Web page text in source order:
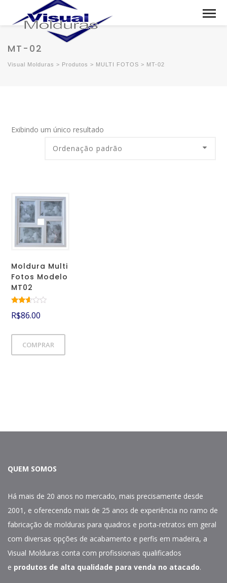
MT-02
Visual Molduras > Produtos > MULTI FOTOS > MT-02
Exibindo um único resultado
Moldura Multi
Fotos Modelo
MT02
ção
R$86.00
COMPRAR
QUEM SOMOS
Há mais de 20 anos no mercado, mais precisamente desde
2001, e oferecendo mais de 25 anos de experiência no ramo de
fabricação de molduras para quadros e porta-retratos em geral
com diversas opções de acabamento e perfis em madeira, a
Visual Molduras conta com profissionais qualificados
e produtos de alta qualidade para venda no atacado.